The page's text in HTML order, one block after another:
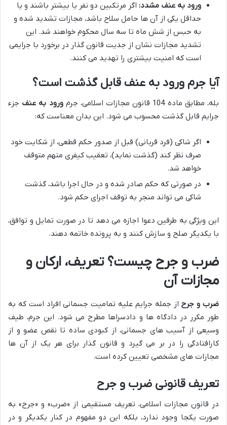
ورود به عنف مشدد: اگر مرتکبین دو نفر یا بیشتر باشند و یا
حداقل یکی از آن ها حامل سلاح باشد، مجازات تشدید شده و
به حبس از شش ماه تا سه سال محکوم خواهند شد. این
تشدید مجازات نشان از جدیت قانون گذار در برخورد با جرایمی
است که امنیت بیشتری را تهدید می کنند.
آیا جرم ورود به عنف قابل گذشت است؟
بله، مطابق ماده 104 قانون مجازات اسلامی، جرم ورود به عنف جزء
جرایم قابل گذشت محسوب می شود. این بدان معناست که:
اگر شاکی (فرد قربانی) قبل از صدور حکم قطعی، از شکایت خود
صرف نظر کند (گذشت نماید)، تعقیب کیفری متهم متوقف
خواهد شد.
در صورتی که حکم صادر شده و در حال اجرا باشد، گذشت
شاکی می تواند منجر به توقف اجرای حکم شود.
این ویژگی به طرفین دعوا اجازه می دهد تا در صورت تمایل و توافق،
با یکدیگر صلح و سازش کنند و به پرونده خاتمه دهند.
ضرب و جرح چیست؟ تعریف، ارکان و
مجازات آن
ضرب و جرح از جمله جرایم علیه تمامیت جسمانی افراد است که به
طور مکرر در دادگاه ها و دادسراها مطرح می شود. این جرم، طیف
وسیعی از آسیب های جسمانی، از کبودی ساده تا نقص عضو و از
کارافتادگی را در بر می گیرد و قانون گذار برای هر یک از آن ها
مجازات های مشخصی تعیین کرده است.
تعریف قانونی ضرب و جرح
در قانون مجازات اسلامی، تعریف مستقیمی از «ضرب» و «جرح» به
صورت یکجا وجود ندارد، بلکه این دو مفهوم در کنار یکدیگر و در